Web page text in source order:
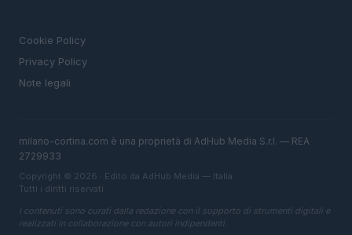
Cookie Policy
Privacy Policy
Note legali
milano-cortina.com è una proprietà di AdHub Media S.r.l. — REA
2729933
Copyright © 2026 · Edito da AdHub Media — Italia
Tutti i diritti riservati
I contenuti sono curati dalla redazione con il supporto di strumenti digitali e
realizzati in collaborazione con autori indipendenti.